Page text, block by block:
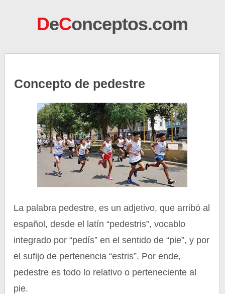
DeConceptos.com
Concepto de pedestre
La palabra pedestre, es un adjetivo, que arribó al
español, desde el latín “pedestris”, vocablo
integrado por “pedís” en el sentido de “pie”, y por
el sufijo de pertenencia “estris”. Por ende,
pedestre es todo lo relativo o perteneciente al
pie.